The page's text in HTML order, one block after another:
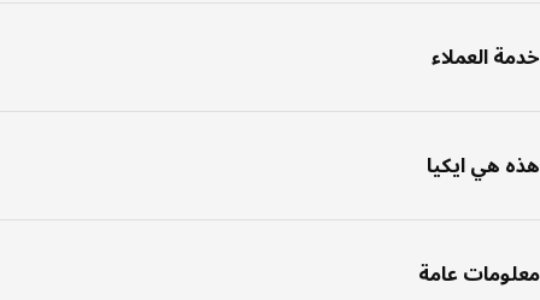
العملاء
هي ايكيا
عامة